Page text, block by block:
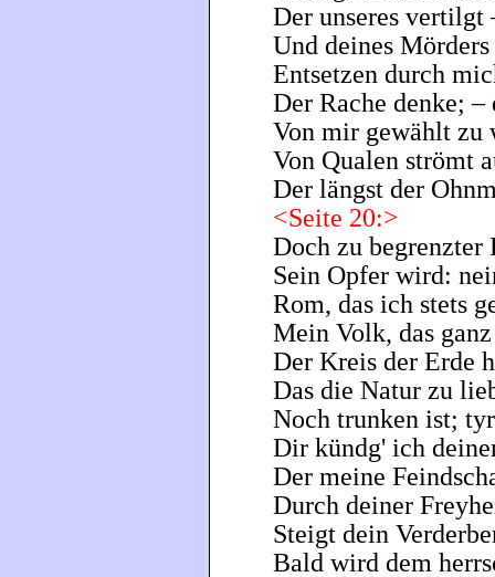
Der unseres vertilgt
Und deines
Entsetzen durch
Der Rache denke;
Von mir gewählt zu
Von Qualen strömt
Der längst der
<Seite 20:>
Doch zu begrenzter
Sein Opfer wird:
Rom, das ich stets
Mein Volk, das
Der Kreis der Erde
Das die Natur zu
Noch trunken ist;
Dir kündg' ich
Der meine
Durch deiner
Steigt dein
Bald wird dem